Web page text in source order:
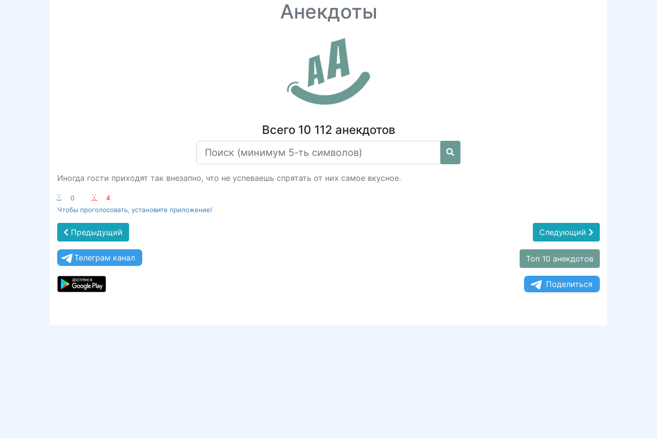
Анекдоты
Всего 10 112 анекдотов
Иногда гости приходят так внезапно, что не успеваешь спрятать от них самое вкусное.
:-) 0 :-(
4
Чтобы проголосовать, установите приложение!
Предыдущий Следующий
Телеграм канал Топ 10 анекдотов
Поделиться